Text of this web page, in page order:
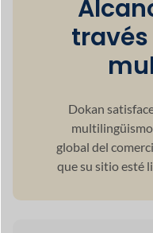
Dokan
multilingüismo
global del
que su sitio esté